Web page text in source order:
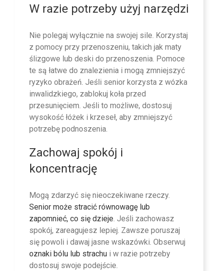
W razie potrzeby użyj narzędzi
Nie polegaj wyłącznie na swojej sile. Korzystaj
z pomocy przy przenoszeniu, takich jak maty
ślizgowe lub deski do przenoszenia. Pomoce
te są łatwe do znalezienia i mogą zmniejszyć
ryzyko obrażeń. Jeśli senior korzysta z wózka
inwalidzkiego, zablokuj koła przed
przesunięciem. Jeśli to możliwe, dostosuj
wysokość łóżek i krzeseł, aby zmniejszyć
potrzebę podnoszenia.
Zachowaj spokój i
koncentrację
Mogą zdarzyć się nieoczekiwane rzeczy.
Senior może stracić równowagę lub
zapomnieć, co się dzieje. Jeśli zachowasz
spokój, zareagujesz lepiej. Zawsze poruszaj
się powoli i dawaj jasne wskazówki. Obserwuj
oznaki bólu lub strachu i w razie potrzeby
dostosuj swoje podejście.